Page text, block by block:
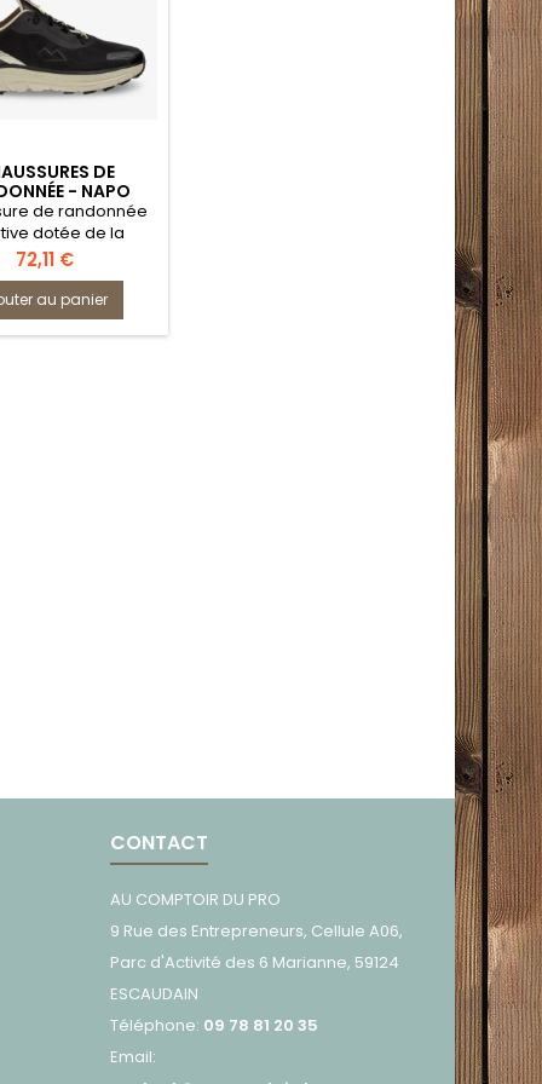
DE
- NAPO
JOGGER
de randonnée
dotée de la
Tiger Grip pour
inégalée et
respirant pour
maximal sur tous
les terrains.
Prix
72,11 €
au panier
CONTACT
AU COMPTOIR DU PRO
9 Rue des Entrepreneurs, Cellule A06,
Parc d'Activité des 6 Marianne, 59124
ESCAUDAIN
Téléphone: 09 78 81 20 35
Email: